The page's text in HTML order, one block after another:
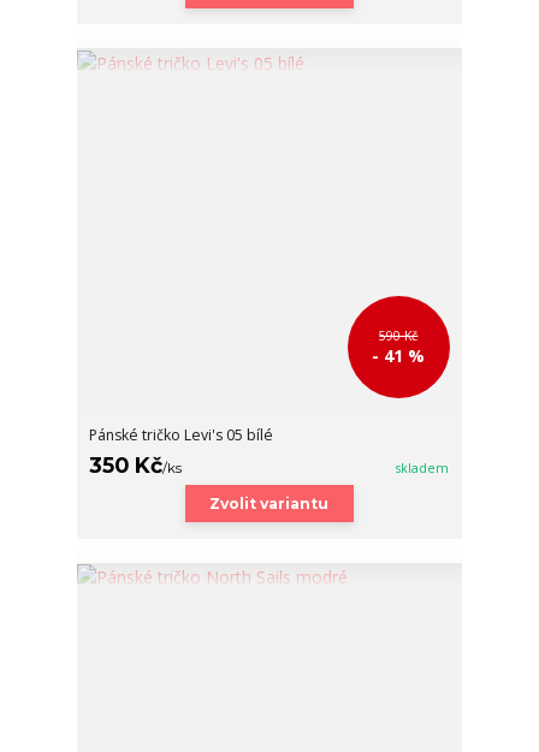
590 Kč
- 41 %
Pánské tričko Levi's 05 bílé
350 Kč/ks skladem
Zvolit variantu